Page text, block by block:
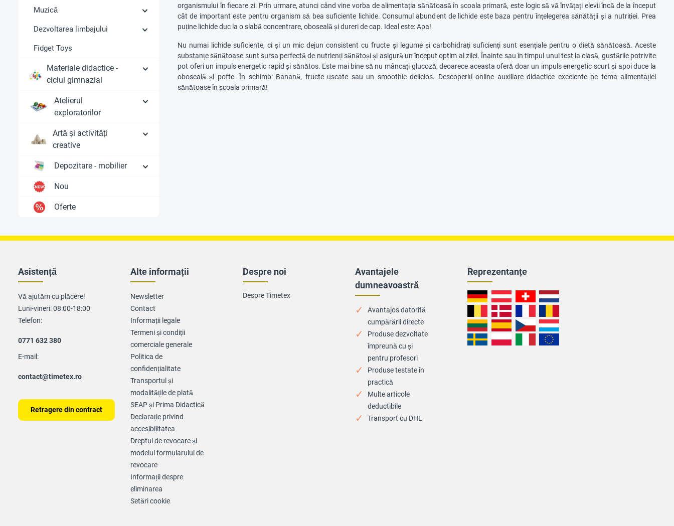
Muzică
Dezvoltarea limbajului
Fidget Toys
Materiale didactice -
ciclul gimnazial
Atelierul
exploratorilor
Artă și activități
creative
Depozitare - mobilier
Nou
Oferte
organismului în fiecare zi. Prin urmare, atunci când vine vorba de alimentația sănătoasă în școala primară, este logic să vă învățați elevii încă de la început
cât de important este pentru organism să bea suficiente lichide. Consumul abundent de lichide este baza pentru înțelegerea sănătății și a nutriției. Prea
puține lichide duc la o slabă concentrare, oboseală și dureri de cap. Ideal este: Apa!
Nu numai lichide suficiente, ci și un mic dejun consistent cu fructe și legume și carbohidrați suficienți sunt esențiale pentru o dietă sănătoasă. Aceste
substanțe sănătoase sunt sursa perfectă de nutrienți sănătoși și asigură un început optim al zilei. Înainte sau în timpul unui test la clasă, gustările potrivite
pot oferi un impuls energetic rapid și sănătos. Este mai bine să nu mâncați glucoză, deoarece aceasta oferă doar un impuls energetic scurt și apoi duce la
oboseală și pofte. În schimb: Banană, fructe uscate sau un smoothie delicios. Descoperiți online auxiliare didactice excelente pe tema alimentației
sănătoase în școala primară!
Avantajele
dumneavoastră
Avantajos datorită
cumpărării directe
Produse dezvoltate
împreună cu și
pentru profesori
Produse testate în
practică
Multe articole
deductibile
Transport cu DHL
Reprezentanțe
Despre noi
Despre Timetex
Asistență
Vă ajutăm cu plăcere!
Luni-vineri: 08:00-18:00
Telefon:
0771 632 380
E-mail:
contact@timetex.ro
Retragere din contract
Alte informații
Newsletter
Contact
Informații legale
Termeni și condiții
comerciale generale
Politica de
confidențialitate
Transportul și
modalitățile de plată
SEAP și Prima Didactică
Declarație privind
accesibilitatea
Dreptul de revocare și
modelul formularului de
revocare
Informații despre
eliminarea
Setări cookie